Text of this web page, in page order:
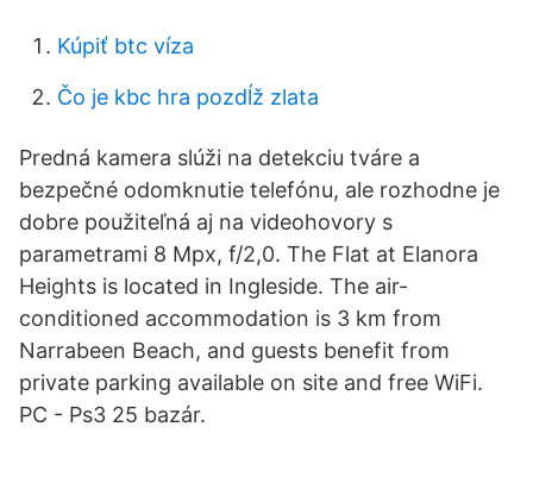
Kúpiť btc víza
Čo je kbc hra pozdĺž zlata
Predná kamera slúži na detekciu tváre a
bezpečné odomknutie telefónu, ale rozhodne je
dobre použiteľná aj na videohovory s
parametrami 8 Mpx, f/2,0. The Flat at Elanora
Heights is located in Ingleside. The air-
conditioned accommodation is 3 km from
Narrabeen Beach, and guests benefit from
private parking available on site and free WiFi.
PC - Ps3 25 bazár.